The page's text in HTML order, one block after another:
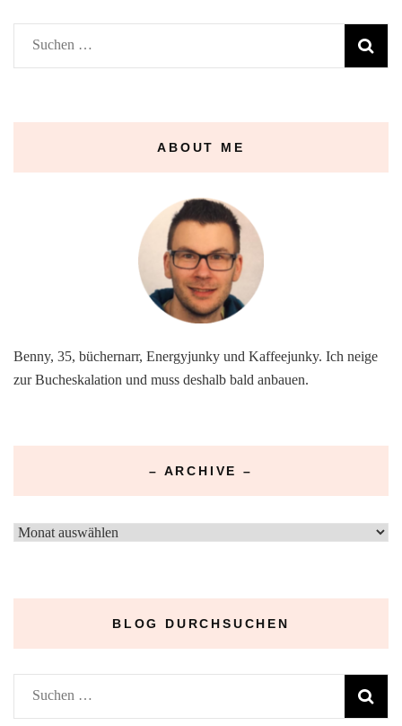
Suchen
nach:
ABOUT ME
Benny, 35, büchernarr, Energyjunky und Kaffeejunky. Ich neige
zur Bucheskalation und muss deshalb bald anbauen.
– ARCHIVE –
–
BLOG DURCHSUCHEN
Suchen
nach: